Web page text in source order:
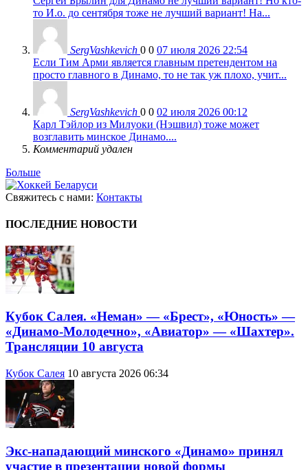
то И.о. до сентября тоже не лучший вариант! На...
SergVashkevich 0 0 07 июля 2026 22:54
Если Тим Арми является главным претендентом на
просто главного в Динамо, то не так уж плохо, учит...
SergVashkevich 0 0 02 июля 2026 00:12
Карл Тэйлор из Милуоки (Нэшвил) тоже может
возглавить минское Динамо....
Комментарий удален
Больше
Свяжитесь с нами: Контакты
ПОСЛЕДНИЕ НОВОСТИ
Кубок Салея. «Неман» — «Брест», «Юность» —
«Динамо-Молодечно», «Авиатор» — «Шахтер».
Трансляции 10 августа
Кубок Салея 10 августа 2026 06:34
Экс-нападающий минского «Динамо» принял
участие в презентации новой формы